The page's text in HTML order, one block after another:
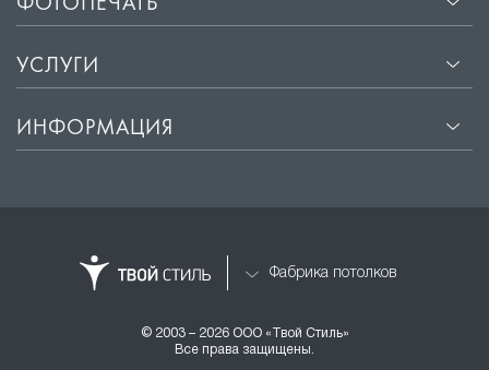
ФОТОПЕЧАТЬ
УСЛУГИ
ИНФОРМАЦИЯ
Фабрика потолков
© 2003 – 2026 ООО «Твой Стиль»
Все права защищены.